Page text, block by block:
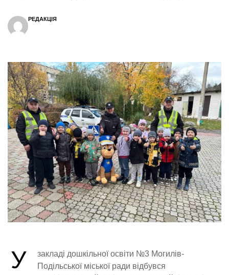
РЕДАКЦІЯ
У
закладі дошкільної освіти №3 Могилів-
Подільської міської ради відбувся